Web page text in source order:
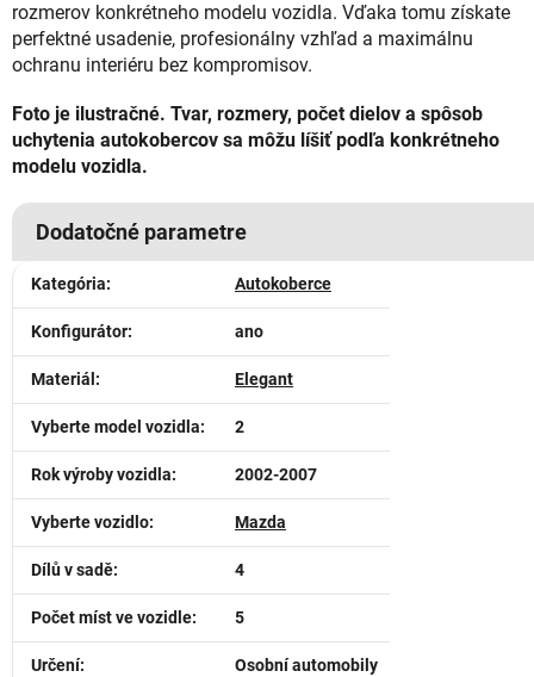
rozmerov konkrétneho modelu vozidla. Vďaka tomu získate
perfektné usadenie, profesionálny vzhľad a maximálnu
ochranu interiéru bez kompromisov.
Foto je ilustračné. Tvar, rozmery, počet dielov a spôsob
uchytenia autokobercov sa môžu líšiť podľa konkrétneho
modelu vozidla.
Dodatočné parametre
Kategória: Autokoberce
Konfigurátor: ano
Materiál : Elegant
Vyberte model vozidla: 2
Rok výroby vozidla: 2002-2007
Vyberte vozidlo: Mazda
Dílů v sadě: 4
Počet míst ve vozidle: 5
Určení: Osobní automobily